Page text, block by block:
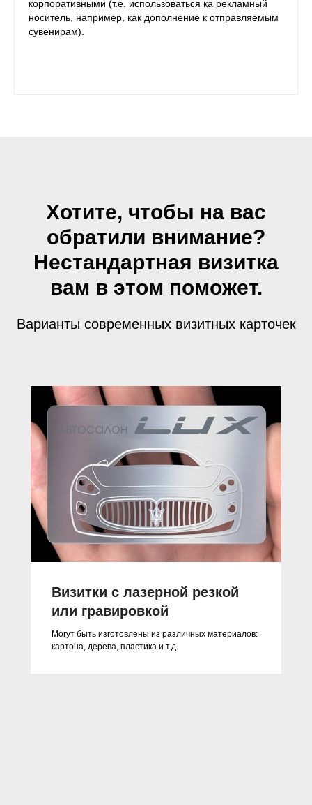
корпоративными (т.е. использоваться ка рекламный
носитель, например, как дополнение к отправляемым
сувенирам).
Хотите, чтобы на вас
обратили внимание?
Нестандартная визитка
вам в этом поможет.
Варианты современных визитных карточек
Визитки с лазерной резкой
или гравировкой
Могут быть изготовлены из различных материалов:
картона, дерева, пластика и т.д.